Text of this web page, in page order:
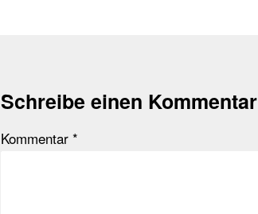
Schreibe einen Kommentar
Kommentar *